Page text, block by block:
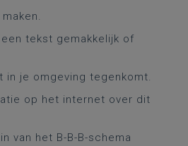
tekst gemakkelijk of
in je omgeving tegenkomt.
op het internet over dit
van het B-B-B-schema